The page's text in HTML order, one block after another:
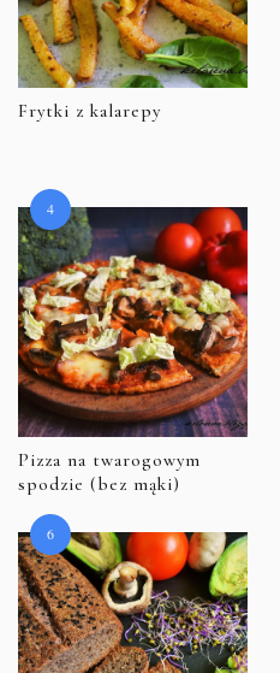
Frytki z kalarepy
Pizza na twarogowym
spodzie (bez mąki)